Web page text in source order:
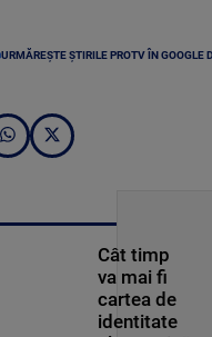
URMĂREȘTE ȘTIRILE PROTV ÎN GOOGLE
Cât timp
va mai fi
cartea de
identitate